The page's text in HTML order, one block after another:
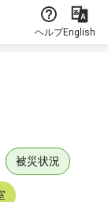
ヘルプEnglish
被災状況